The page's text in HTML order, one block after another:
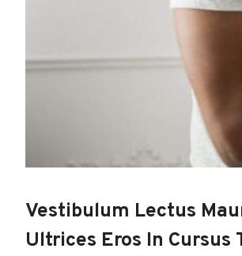
Vestibulum Lectus
Ultrices Eros In Cursus